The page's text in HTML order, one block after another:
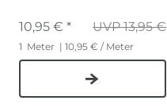
UVP 13,95 €
10,95 € *
1 Meter | 10,95 € / Meter